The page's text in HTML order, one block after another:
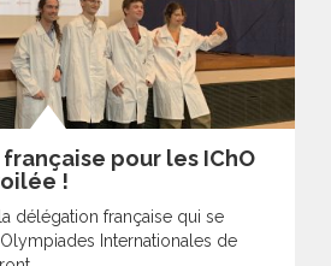
pour les IChO
!
délégation française qui se
Internationales de